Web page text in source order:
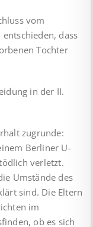
vom
dass
Tochter
in der II.
zugrunde:
Berliner U-
verletzt.
Umstände des
sind. Die Eltern
im
ob es sich